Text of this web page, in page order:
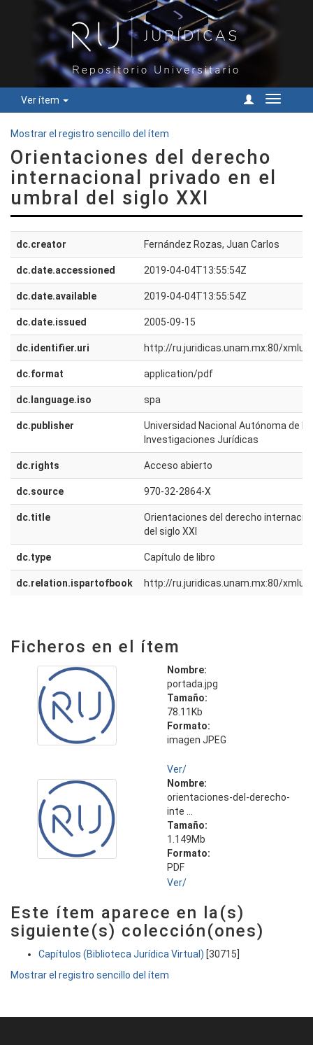
Ver ítem
Cambiar
Mostrar el registro sencillo del ítem
Orientaciones del derecho
internacional privado en el
umbral del siglo XXI
dc.creator Fernández Rozas, Juan Carlos
dc.date.accessioned 2019-04-04T13:55:54Z
dc.date.available 2019-04-04T13:55:54Z
dc.date.issued 2005-09-15
dc.identifier.uri http://ru.juridicas.unam.mx:80/
dc.format application/pdf
dc.language.iso spa
dc.publisher
Universidad Nacional Autónoma de
Investigaciones Jurídicas
dc.rights Acceso abierto
dc.source 970-32-2864-X
dc.title
Orientaciones del derecho
del siglo XXI
dc.type Capítulo de libro
dc.relation.ispartofbook http://ru.juridicas.unam.mx:80/
Ficheros en el ítem
Nombre:
portada.jpg
Tamaño:
78.11Kb
Formato:
imagen JPEG
Ver/
Nombre:
orientaciones-del-derecho-
inte ...
Tamaño:
1.149Mb
Formato:
PDF
Ver/
Este ítem aparece en la(s)
siguiente(s) colección(ones)
Capítulos (Biblioteca Jurídica Virtual) [30715]
Mostrar el registro sencillo del ítem